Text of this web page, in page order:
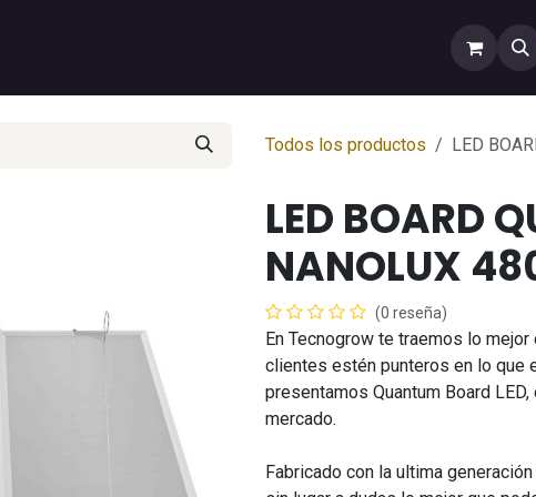
Sobre
Todos los productos LED
LED BOARD
NANOLUX
(0 reseña)
En Tecnogrow te traemos lo
clientes estén punteros en lo que
presentamos Quantum Board
mercado.
Fabricado con la ultima